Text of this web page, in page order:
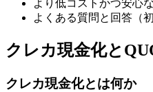
より低コストかつ安心
よくある質問と回答（
クレカ現金化と
クレカ現金化とは何か